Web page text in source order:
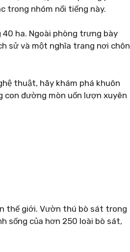
trong nhóm nổi tiếng này.
ha. Ngoài phòng trưng bày
sử và một nghĩa trang nơi chôn
thuật, hãy khám phá khuôn
con đường mòn uốn lượn xuyên
thế giới. Vườn thú bò sát trong
sống của hơn 250 loài bò sát,